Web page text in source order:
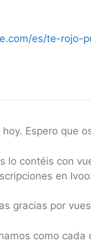
es/te-rojo-
Espero que
lo contéis con
en
gracias por
como